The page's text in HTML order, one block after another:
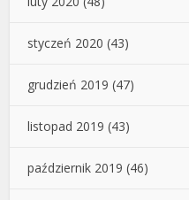
styczeń 2020 (43)
grudzień 2019 (47)
listopad 2019 (43)
październik 2019 (46)